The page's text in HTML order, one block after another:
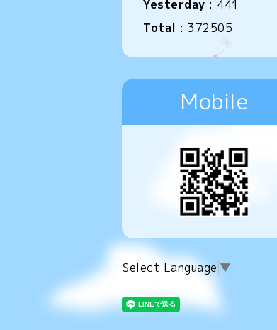
Yesterday : 441
Total : 372505
Mobile
Select Language ▼